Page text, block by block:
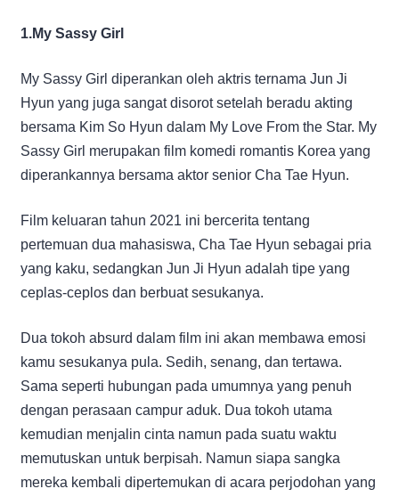
1.My Sassy Girl
My Sassy Girl diperankan oleh aktris ternama Jun Ji
Hyun yang juga sangat disorot setelah beradu akting
bersama Kim So Hyun dalam My Love From the Star. My
Sassy Girl merupakan film komedi romantis Korea yang
diperankannya bersama aktor senior Cha Tae Hyun.
Film keluaran tahun 2021 ini bercerita tentang
pertemuan dua mahasiswa, Cha Tae Hyun sebagai pria
yang kaku, sedangkan Jun Ji Hyun adalah tipe yang
ceplas-ceplos dan berbuat sesukanya.
Dua tokoh absurd dalam film ini akan membawa emosi
kamu sesukanya pula. Sedih, senang, dan tertawa.
Sama seperti hubungan pada umumnya yang penuh
dengan perasaan campur aduk. Dua tokoh utama
kemudian menjalin cinta namun pada suatu waktu
memutuskan untuk berpisah. Namun siapa sangka
mereka kembali dipertemukan di acara perjodohan yang